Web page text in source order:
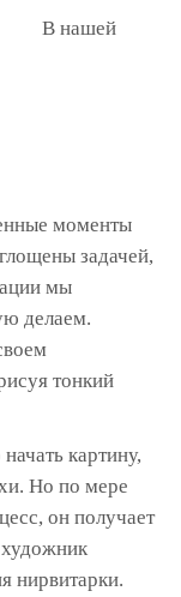
В нашей
моменты
задачей,
мы
делаем.
тонкий
картину,
Но по мере
он получает
художник
нирвитарки.